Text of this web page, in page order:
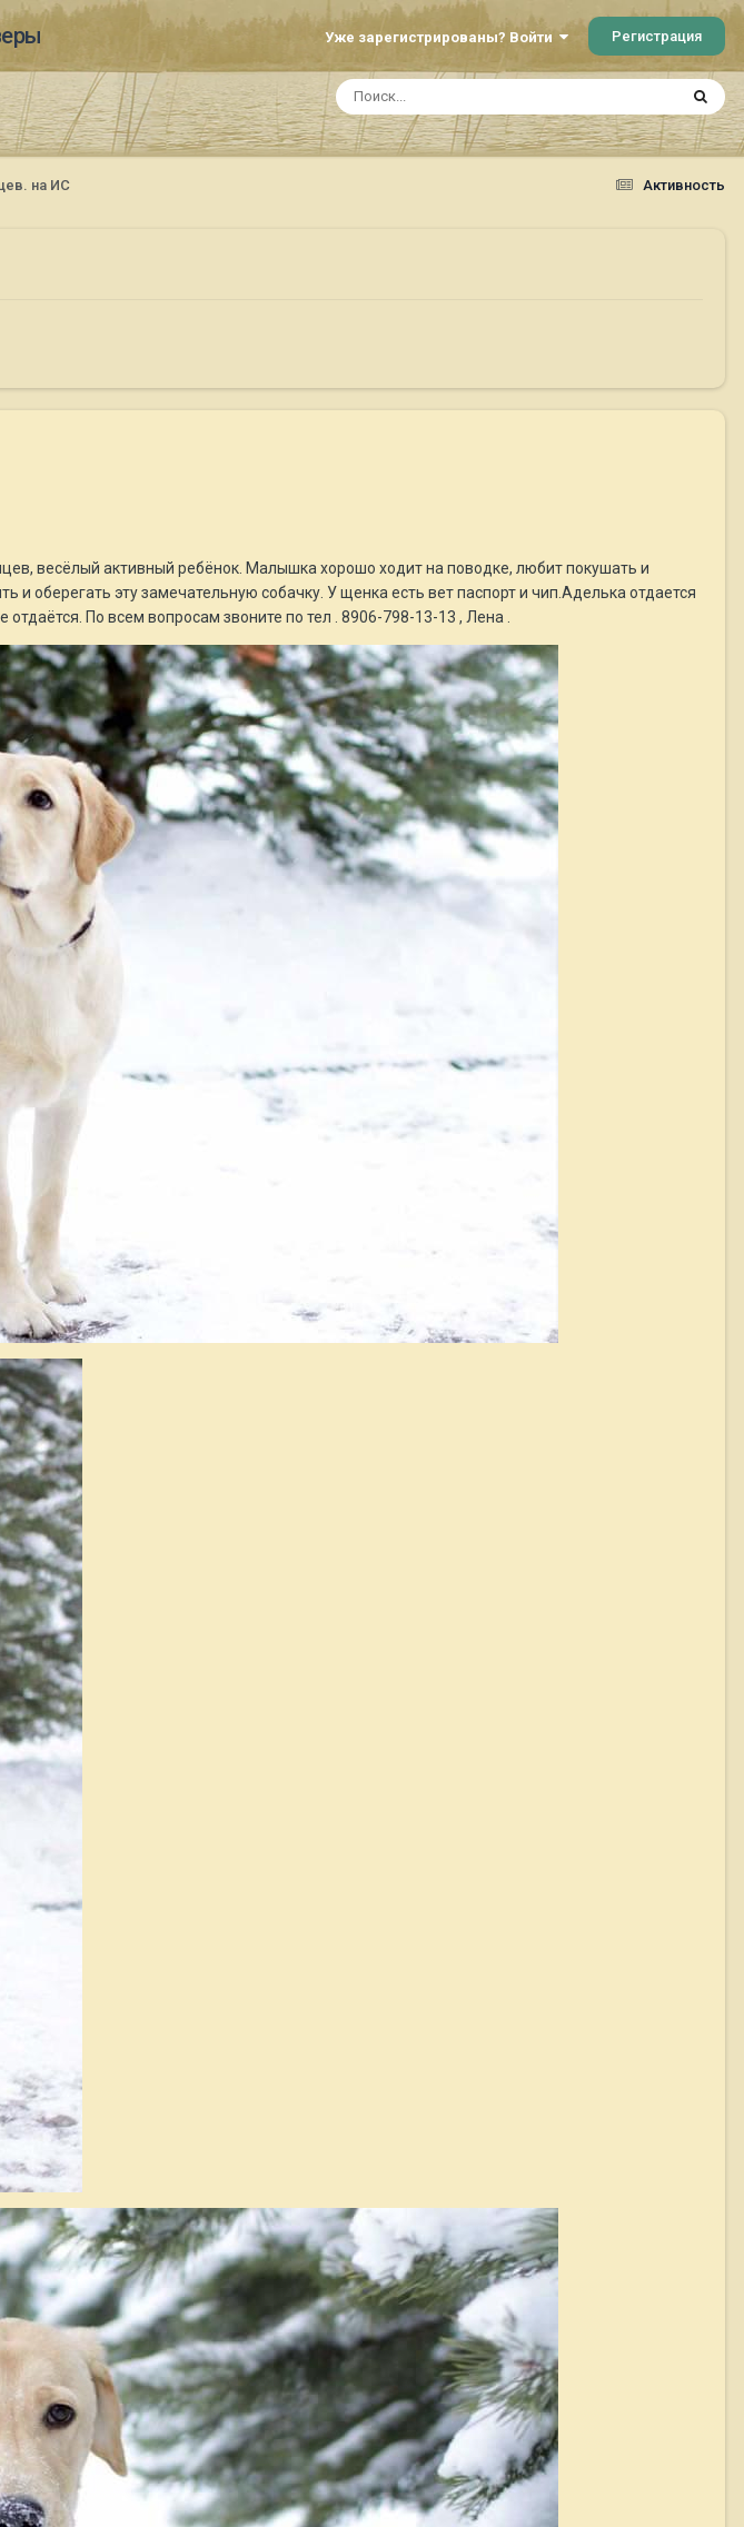
Уже зарегистрированы? Войти Регистрация
Активность
на ИС
весёлый активный ребёнок. Малышка хорошо ходит на поводке, любит покушать и
оберегать эту замечательную собачку. У щенка есть вет паспорт и чип.Аделька отдается
По всем вопросам звоните по тел . 8906-798-13-13 , Лена .